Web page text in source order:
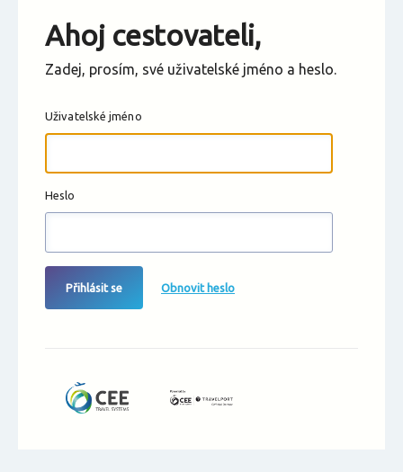
Změnit měnu
Ahoj cestovateli,
Zadej, prosím, své uživatelské jméno a heslo.
Uživatelské jméno
Heslo
Přihlásit se Obnovit heslo